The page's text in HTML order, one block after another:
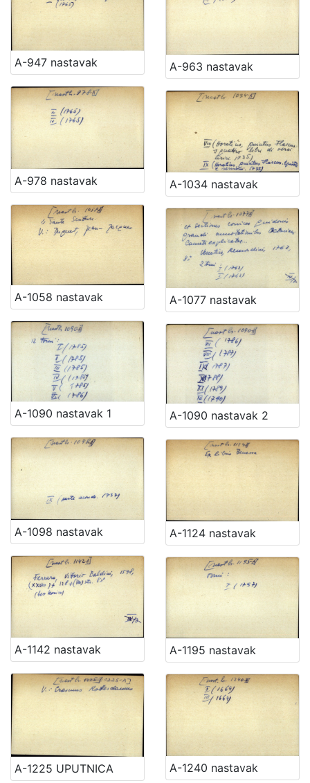
A-947 nastavak A-963 nastavak
A-978 nastavak A-1034 nastavak
A-1058 nastavak A-1077 nastavak
A-1090 nastavak 1 A-1090 nastavak 2
A-1098 nastavak A-1124 nastavak
A-1142 nastavak A-1195 nastavak
A-1225 UPUTNICA A-1240 nastavak